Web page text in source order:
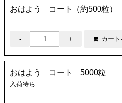
おはよう コート（約500粒）
おはよう コート 5000粒
入荷待ち